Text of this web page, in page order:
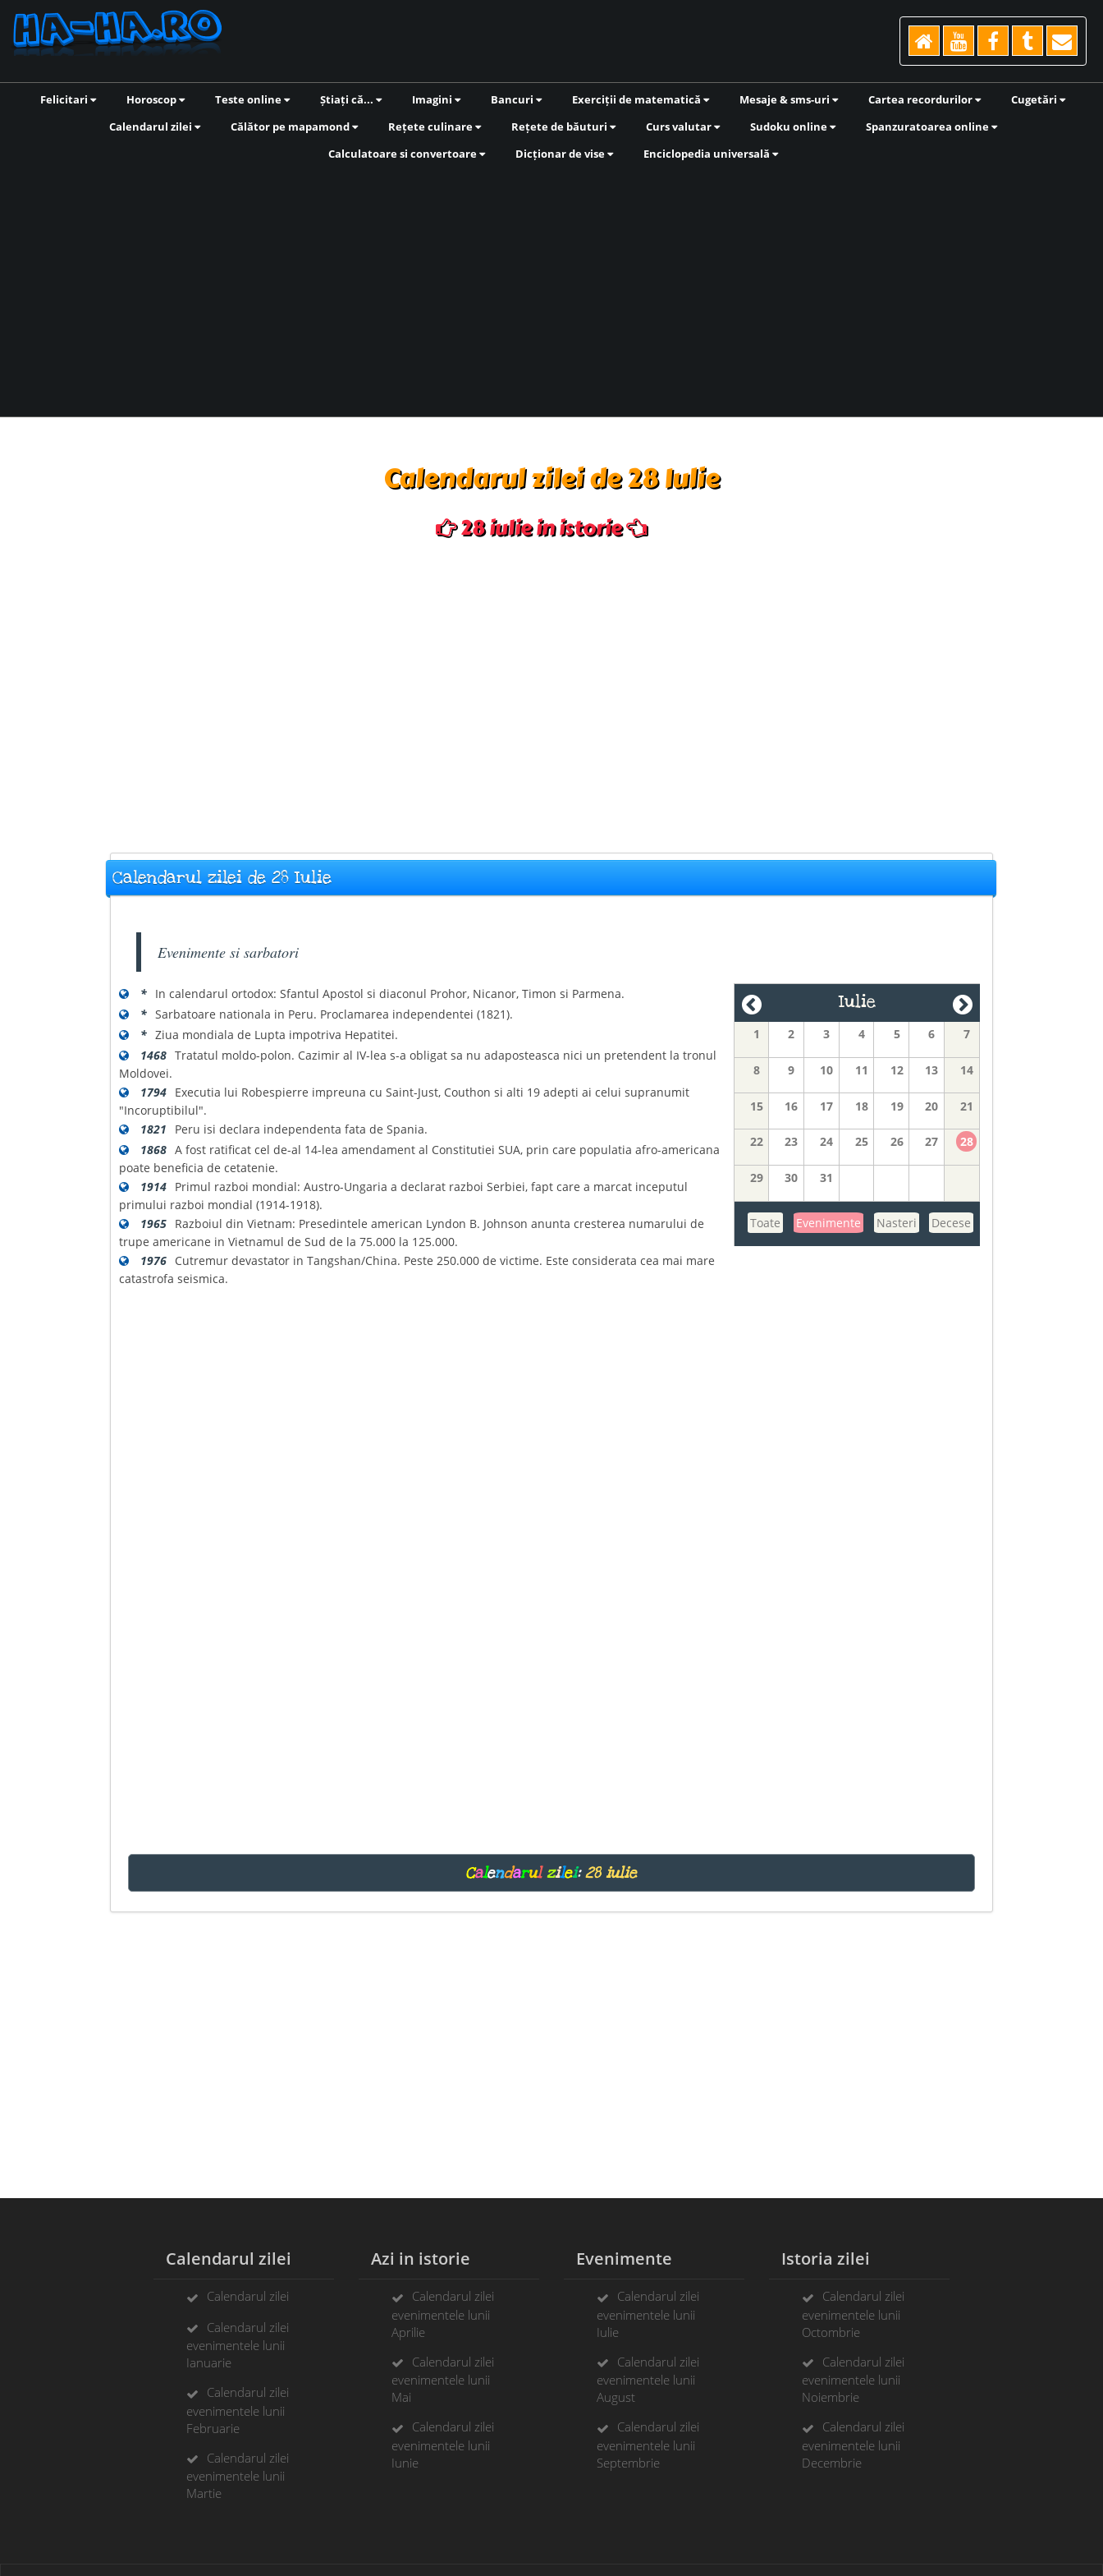
Felicitari Horoscop Teste online Știați că... Imagini Bancuri Exerciții de matematică Mesaje & sms-uri Cartea recordurilor
Cugetări
Calendarul zilei
Călător pe mapamond Rețete culinare Rețete de băuturi Curs valutar Sudoku online
Spanzuratoarea online
Calculatoare si convertoare
Dicționar de vise Enciclopedia universală
Calendarul zilei de 28 Iulie
28 iulie in istorie
Calendarul zilei de 28 Iulie
Iulie
1 2 3 4 5 6 7
8 9 10 11 12 13 14
15 16 17 18 19 20 21
22 23 24 25 26 27 28
29 30 31
Toate Evenimente Nasteri Decese
Evenimente si sarbatori
* In calendarul ortodox: Sfantul Apostol si diaconul Prohor, Nicanor, Timon si Parmena.
* Sarbatoare nationala in Peru. Proclamarea independentei (1821).
* Ziua mondiala de Lupta impotriva Hepatitei.
1468 Tratatul moldo-polon. Cazimir al IV-lea s-a obligat sa nu adaposteasca nici un pretendent la tronul
Moldovei.
1794 Executia lui Robespierre impreuna cu Saint-Just, Couthon si alti 19 adepti ai celui supranumit
"Incoruptibilul".
1821
Peru isi declara independenta fata de Spania.
1868 A fost ratificat cel de-al 14-lea amendament al Constitutiei SUA, prin care populatia afro-americana
poate beneficia de cetatenie.
1914 Primul razboi mondial: Austro-Ungaria a declarat razboi Serbiei, fapt care a marcat inceputul
primului razboi mondial (1914-1918).
1965 Razboiul din Vietnam: Presedintele american Lyndon B. Johnson anunta cresterea numarului de
trupe americane in Vietnamul de Sud de la 75.000 la 125.000.
1976 Cutremur devastator in Tangshan/China. Peste 250.000 de victime. Este considerata cea mai mare
catastrofa seismica.
Calendarul zilei: 28 iulie
Calendarul zilei
Calendarul zilei
Calendarul zilei
evenimentele lunii
Ianuarie
Calendarul zilei
evenimentele lunii
Februarie
Calendarul zilei
evenimentele lunii
Martie
Azi in istorie
Calendarul zilei
evenimentele lunii
Aprilie
Calendarul zilei
evenimentele lunii
Mai
Calendarul zilei
evenimentele lunii
Iunie
Evenimente
Calendarul zilei
evenimentele lunii
Iulie
Calendarul zilei
evenimentele lunii
August
Calendarul zilei
evenimentele lunii
Septembrie
Istoria zilei
Calendarul zilei
evenimentele lunii
Octombrie
Calendarul zilei
evenimentele lunii
Noiembrie
Calendarul zilei
evenimentele lunii
Decembrie